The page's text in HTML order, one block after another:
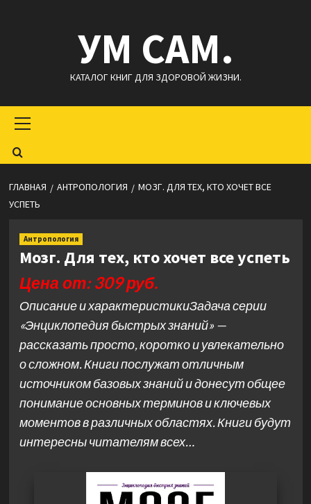
УМ САМ.
КАТАЛОГ КНИГ ДЛЯ ЗДОРОВОЙ ЖИЗНИ.
меню
ГЛАВНАЯ АНТРОПОЛОГИЯ
МОЗГ. ДЛЯ ТЕХ, КТО ХОЧЕТ ВСЕ
УСПЕТЬ
Антропология
Мозг. Для тех, кто хочет все успеть
Цена от: 309 руб.
Описание и характеристикиЗадача серии
«Энциклопедия быстрых знаний» —
рассказать просто, коротко и увлекательно
о сложном. Книги послужат отличным
источником базовых знаний и донесут общее
понимание основных терминов и ключевых
моментов в различных областях. Книги будут
интересны читателям всех…